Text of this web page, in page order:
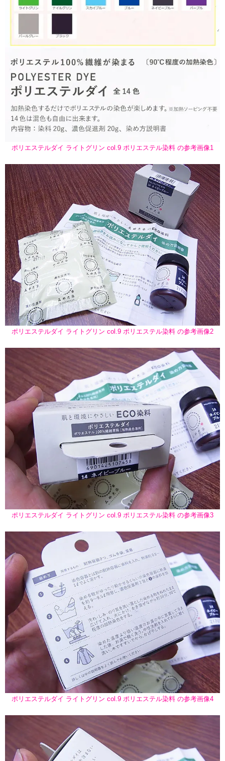
ポリエステルダイ ライトグリン col.9 ポリエステル染料 の参考画像1
ポリエステルダイ ライトグリン col.9 ポリエステル染料 の参考画像2
ポリエステルダイ ライトグリン col.9 ポリエステル染料 の参考画像3
ポリエステルダイ ライトグリン col.9 ポリエステル染料 の参考画像4